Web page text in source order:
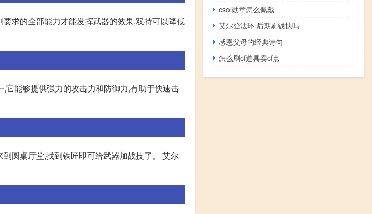
求的全部能力才能发挥武器的效果,双持可以降低
它能够提供强力的攻击力和防御力,有助于快速击
圆桌厅堂,找到铁匠即可给武器加战技了。 艾尔
csol勋章怎么佩戴
艾尔登法环 后期刷钱快吗
感恩父母的经典诗句
怎么刷cf道具卖cf点